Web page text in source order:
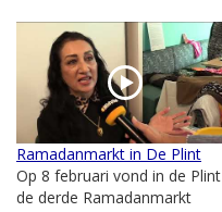
Ramadanmarkt in De Plint
Op 8 februari vond in de Plint
de derde Ramadanmarkt